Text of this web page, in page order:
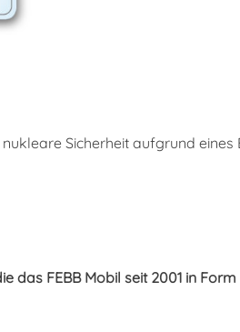
Sicherheit aufgrund eines
das FEBB Mobil seit 2001 in